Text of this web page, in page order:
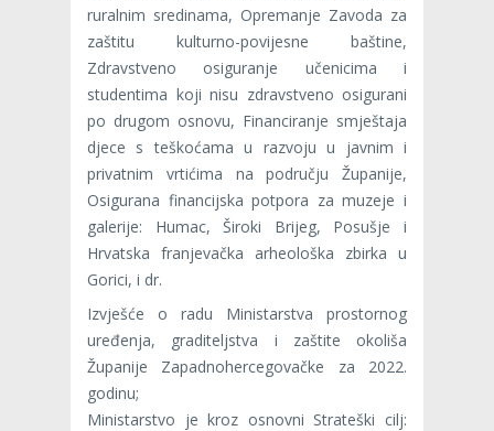
ruralnim sredinama, Opremanje Zavoda za
zaštitu kulturno-povijesne baštine,
Zdravstveno osiguranje učenicima i
studentima koji nisu zdravstveno osigurani
po drugom osnovu, Financiranje smještaja
djece s teškoćama u razvoju u javnim i
privatnim vrtićima na području Županije,
Osigurana financijska potpora za muzeje i
galerije: Humac, Široki Brijeg, Posušje i
Hrvatska franjevačka arheološka zbirka u
Gorici, i dr.
Izvješće o radu Ministarstva prostornog
uređenja, graditeljstva i zaštite okoliša
Županije Zapadnohercegovačke za 2022.
godinu;
Ministarstvo je kroz osnovni Strateški cilj: